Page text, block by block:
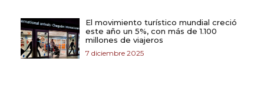
El movimiento turístico mundial creció
este año un 5%, con más de 1.100
millones de viajeros
7 diciembre 2025